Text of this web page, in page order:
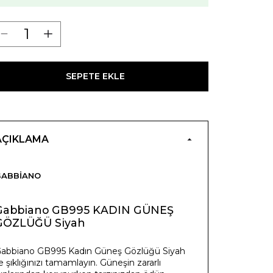
SEPETE EKLE
GB995 KADIN GÜNEŞ
Siyah
GB995 Kadın Güneş Gözlüğü Siyah
şıklığınızı tamamlayın. Güneşin zararlı